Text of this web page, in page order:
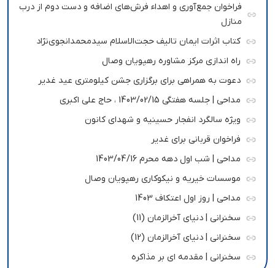
فراخوان جمع‌آوری و اهداء فرش‌های اضافه و دست دوم از درب
منازل
کتاب اثرات ایمان تالیف حجت‌الاسلام سیدمحمدانجوی‌نژاد
راه اندازی مرکز مشاوره رهپویان وصال
دعوت به همراهی برای برگزاری جشن کیلومتری عید غدیر
مداحی | جلسه هفتگی 1403/02/15 ، حاج علی اکبری
ویژه سالگرد انفجار حسینیه و شهدای کانون
فراخوان قربانی برای غدیر
مداحی | شب اول دهه محرم 1403/04/16
موسسات خیریه و نیکوکاری رهپویان وصال
مداحی | روز اول اعتکاف 1403
سخنرانی | دنیای آخرالزمان (11)
سخنرانی | دنیای آخرالزمان (12)
سخنرانی | مقدمه ای بر مذاکره